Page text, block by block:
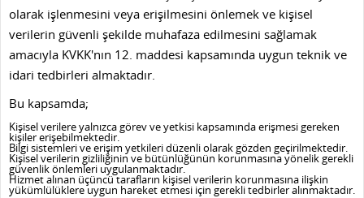
olarak işlenmesini veya erişilmesini önlemek ve kişisel
verilerin güvenli şekilde muhafaza edilmesini sağlamak
amacıyla KVKK'nın 12. maddesi kapsamında uygun teknik ve
idari tedbirleri almaktadır.
Bu kapsamda;
Kişisel verilere yalnızca görev ve yetkisi kapsamında erişmesi gereken
kişiler erişebilmektedir.
Bilgi sistemleri ve erişim yetkileri düzenli olarak gözden geçirilmektedir.
Kişisel verilerin gizliliğinin ve bütünlüğünün korunmasına yönelik gerekli
güvenlik önlemleri uygulanmaktadır.
Hizmet alınan üçüncü tarafların kişisel verilerin korunmasına ilişkin
yükümlülüklere uygun hareket etmesi için gerekli tedbirler alınmaktadır.